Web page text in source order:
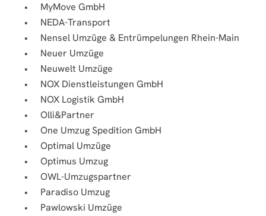
MyMove GmbH
NEDA-Transport
Nensel Umzüge & Entrümpelungen Rhein-Main
Neuer Umzüge
Neuwelt Umzüge
NOX Dienstleistungen GmbH
NOX Logistik GmbH
Olli&Partner
One Umzug Spedition GmbH
Optimal Umzüge
Optimus Umzug
OWL-Umzugspartner
Paradiso Umzug
Pawlowski Umzüge